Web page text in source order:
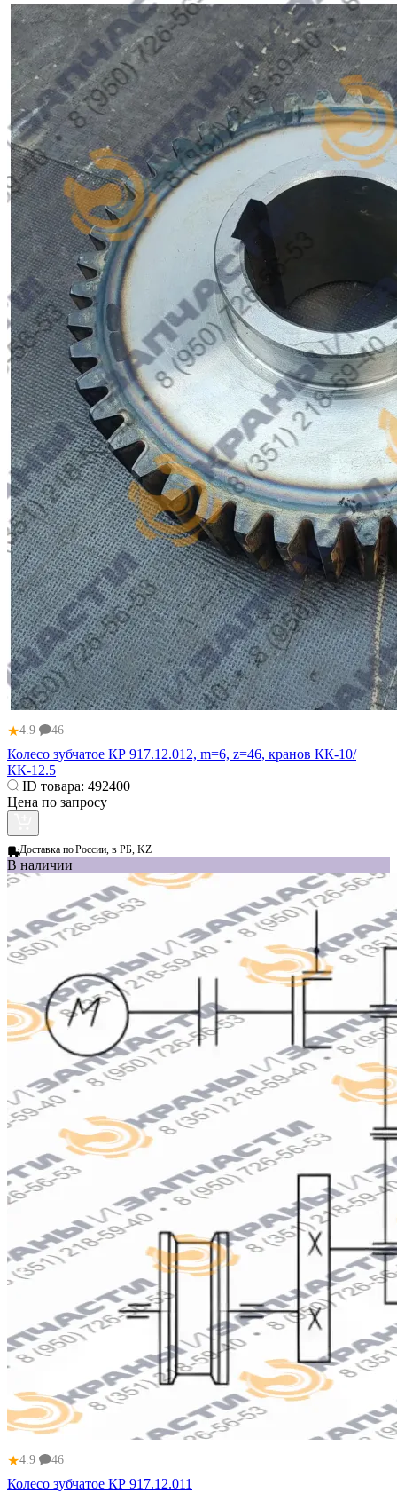
★4.9 46
Колесо зубчатое КР 917.12.012, m=6, z=46, кранов КК‑10/
КК‑12.5
ID товара: 492400
Цена по запросу
Доставка поРоссии, в РБ, KZ
В наличии
★4.9 46
Колесо зубчатое КР 917.12.011